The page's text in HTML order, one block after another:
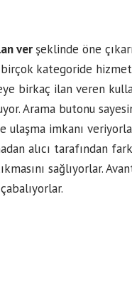
verşeklinde öne
birçok kategoride
birkaç ilan veren
Arama butonu
ulaşma imkanı
alıcı tarafından
sağlıyorlar.